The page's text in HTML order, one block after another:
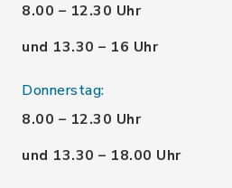
8.00 – 12.30 Uhr
und 13.30 – 16 Uhr
Donnerstag:
8.00 – 12.30 Uhr
und 13.30 – 18.00 Uhr